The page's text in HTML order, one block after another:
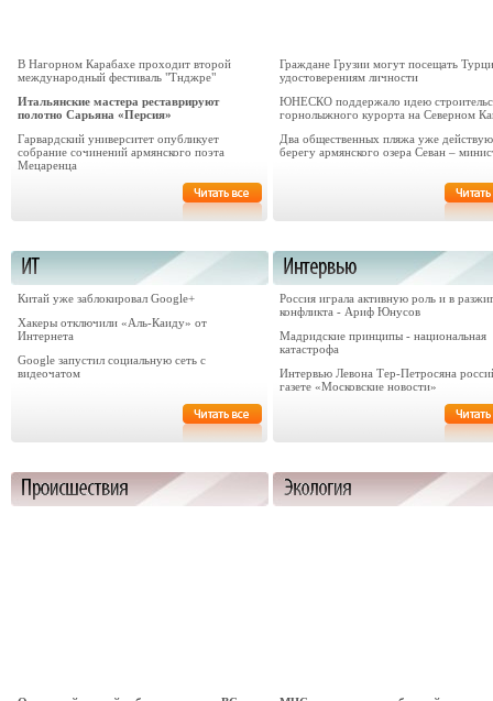
В Нагорном Карабахе проходит второй
международный фестиваль "Тнджре"
Итальянские мастера реставрируют
полотно Сарьяна «Персия»
Гарвардский университет опубликует
собрание сочинений армянского поэта
Мецаренца
Граждане Грузии могут посещать
удостоверениям личности
ЮНЕСКО поддержало идею
горнолыжного курорта на Северном
Два общественных пляжа уже
берегу армянского озера Севан –
Китай уже заблокировал Google+
Хакеры отключили «Аль-Каиду» от
Интернета
Google запустил социальную сеть с
видеочатом
Россия играла активную роль и в
конфликта - Ариф Юнусов
Мадридские принципы - национальная
катастрофа
Интервью Левона Тер-Петросяна
газете «Московские новости»